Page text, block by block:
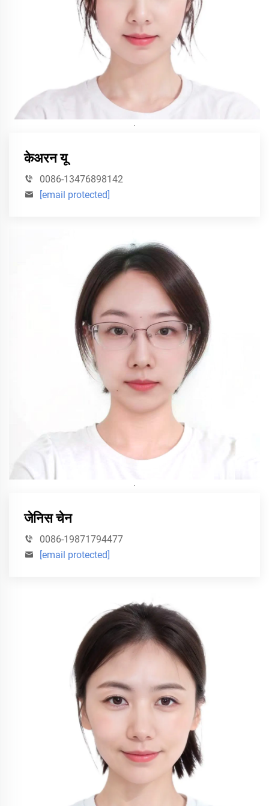
·
केअरन यू
0086-13476898142
[email protected]
·
जेनिस चेन
0086-19871794477
[email protected]